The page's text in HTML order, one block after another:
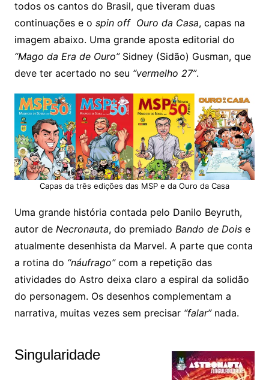
todos os cantos do Brasil, que tiveram duas
continuações e o spin off Ouro da Casa, capas na
imagem abaixo. Uma grande aposta editorial do
“Mago da Era de Ouro”Sidney (Sidão) Gusman, que
deve ter acertado no seu “vermelho 27”.
Capas da três edições das MSP e da Ouro da Casa
Uma grande história contada pelo Danilo Beyruth,
autor de Necronauta, do premiado Bando de Doise
atualmente desenhista da Marvel. A parte que conta
a rotina do “náufrago”com a repetição das
atividades do Astro deixa claro a espiral da solidão
do personagem. Os desenhos complementam a
narrativa, muitas vezes sem precisar “falar”nada.
Singularidade